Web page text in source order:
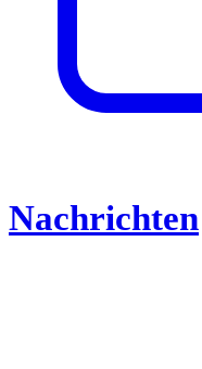
Nachrichten